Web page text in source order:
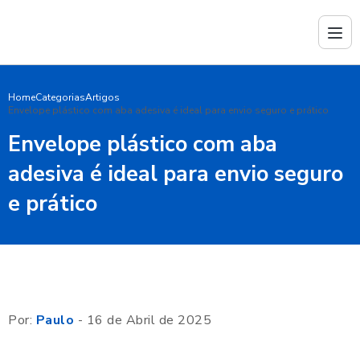
HomeCategoriasArtigos
Envelope plástico com aba adesiva é ideal para envio seguro e prático
Envelope plástico com aba
adesiva é ideal para envio seguro
e prático
Por: Paulo - 16 de Abril de 2025